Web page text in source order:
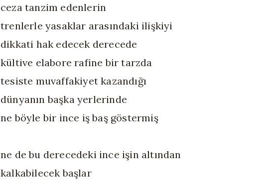
ceza tanzim edenlerin
trenlerle yasaklar arasındaki ilişkiyi
dikkati hak edecek derecede
kültive elabore rafine bir tarzda
tesiste muvaffakiyet kazandığı
dünyanın başka yerlerinde
ne böyle bir ince iş baş göstermiş
ne de bu derecedeki ince işin altından
kalkabilecek başlar